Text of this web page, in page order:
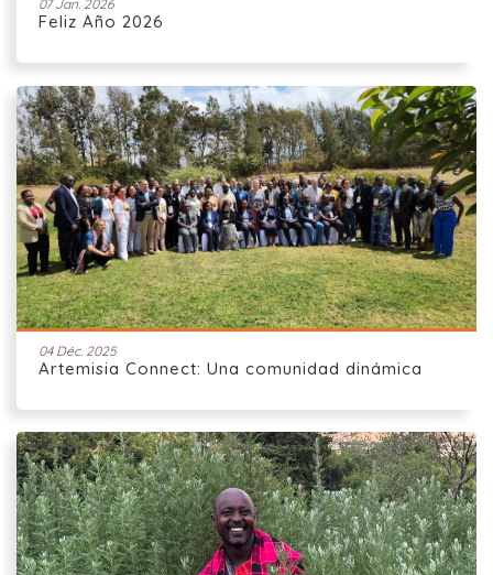
07 Jan. 2026
Feliz Año 2026
04 Déc. 2025
Artemisia Connect: Una comunidad dinámica